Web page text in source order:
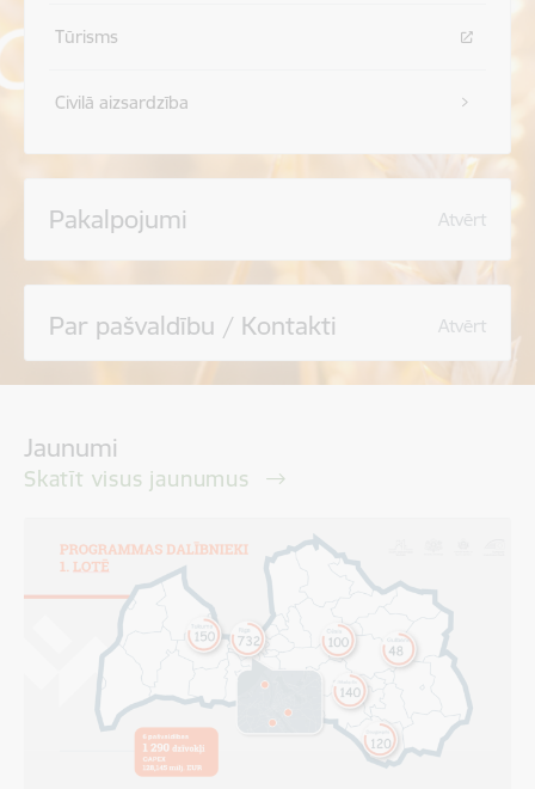
Tūrisms
Civilā aizsardzība
Pakalpojumi Atvērt
Par pašvaldību / Kontakti Atvērt
Jaunumi
Skatīt visus jaunumus